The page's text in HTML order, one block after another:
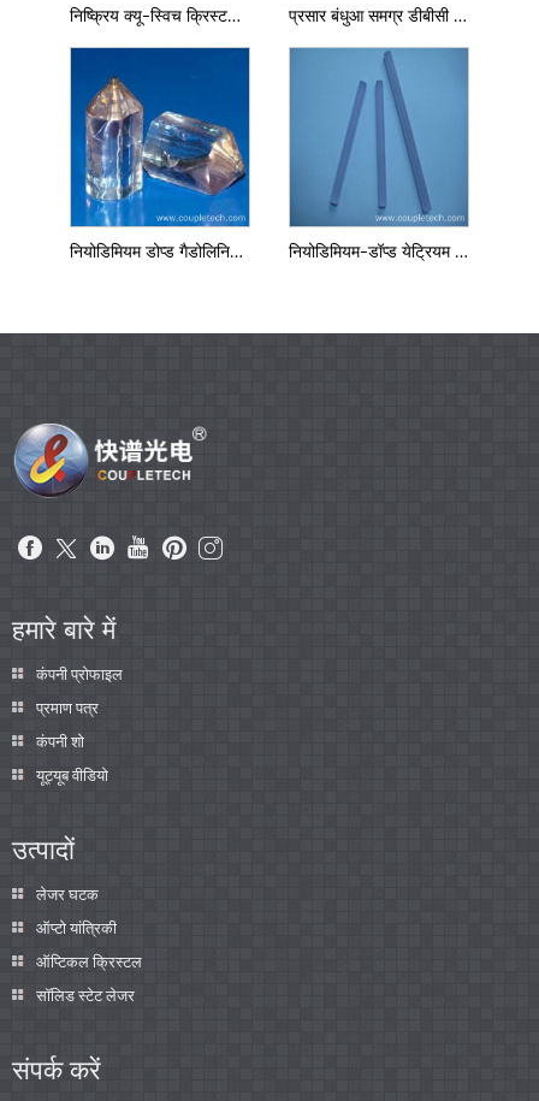
निष्क्रिय क्यू-स्विच क्रिस्टल सीआर: YAG प्रसार बंधुआ समग्र डीबीसी लेजर क्रिस्टल
नियोडिमियम डोप्ड गैडोलिनियम ऑर्थोवनाडेट (एनडी: जीडीवीओ 4 क्रिस्टल) नियोडिमियम-डॉप्ड येट्रियम लिथियम फ्लोराइड एनडी: वाईएलएफ क्रिस्टल
हमारे बारे में
कंपनी प्रोफाइल
प्रमाण पत्र
कंपनी शो
यूट्यूब वीडियो
उत्पादों
लेजर घटक
ऑप्टो यांत्रिकी
ऑप्टिकल क्रिस्टल
सॉलिड स्टेट लेजर
संपर्क करें